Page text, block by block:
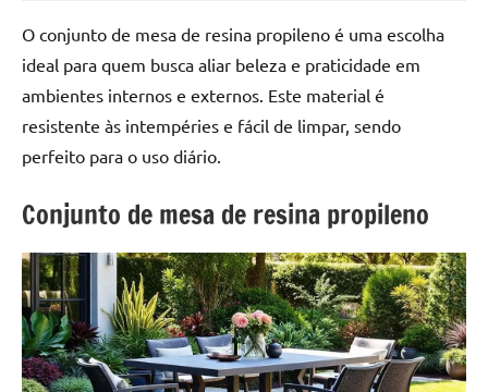
Resinada
Passo
a
madeira
se
encontra
com
criatividade
resina.
Explore
nossas
dicas
e
inspirações
sobre
O conjunto de mesa de resina propileno é uma escolha
ideal para quem busca aliar beleza e praticidade em
ambientes internos e externos. Este material é
resistente às intempéries e fácil de limpar, sendo
perfeito para o uso diário.
Conjunto de mesa de resina propileno